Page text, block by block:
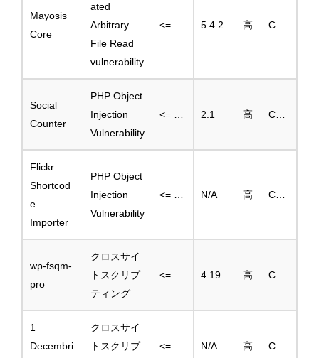
Mayosis
Core
ated
Arbitrary
File Read
vulnerability
5.4.2 高
Social
Counter
PHP Object
Injection
Vulnerability
2.1 高
Flickr
Shortcod
e
Importer
PHP Object
Injection
Vulnerability
N/A 高
wp-fsqm-
pro
クロスサイ
トスクリプ
ティング
4.19 高
1
Decembri
クロスサイ
トスクリプ
N/A 高